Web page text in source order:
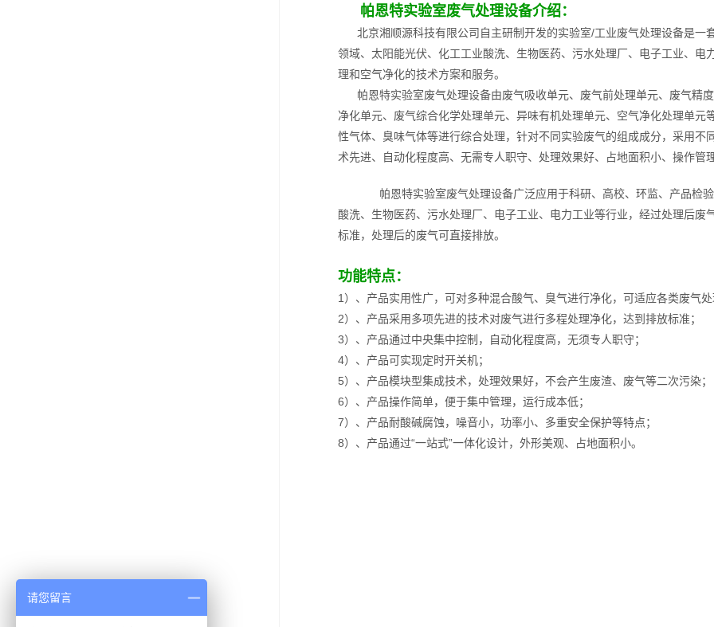
帕恩特实验室废气处理设备介绍：
北京湘顺源科技有限公司自主研制开发的实验室/工业废气处理设备是
领域、太阳能光伏、化工工业酸洗、生物医药、污水处理厂、电子工业、
理和空气净化的技术方案和服务。
帕恩特实验室废气处理设备由废气吸收单元、废气前处理单元、废气精
净化单元、废气综合化学处理单元、异味有机处理单元、空气净化处理单
性气体、臭味气体等进行综合处理，针对不同实验废气的组成成分，采用
术先进、自动化程度高、无需专人职守、处理效果好、占地面积小、操作管
帕恩特实验室废气处理设备广泛应用于科研、高校、环监、产品检
酸洗、生物医药、污水处理厂、电子工业、电力工业等行业，经过处理后
标准，处理后的废气可直接排放。
功能特点：
1）、产品实用性广，可对多种混合酸气、臭气进行净化，可适应各类废气
2）、产品采用多项先进的技术对废气进行多程处理净化，达到排放标准；
3）、产品通过中央集中控制，自动化程度高，无须专人职守；
4）、产品可实现定时开关机；
5）、产品模块型集成技术，处理效果好，不会产生废渣、废气等二次污染；
6）、产品操作简单，便于集中管理，运行成本低；
7）、产品耐酸碱腐蚀，噪音小，功率小、多重安全保护等特点；
8）、产品通过“一站式”一体化设计，外形美观、占地面积小。
请您留言